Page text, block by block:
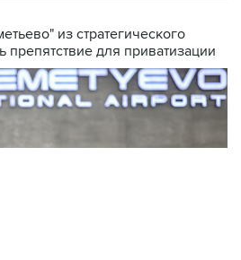
из стратегического
препятствие для приватизации